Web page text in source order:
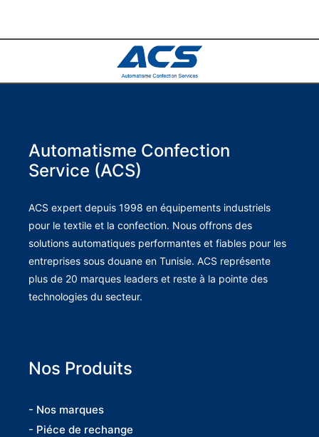
Automatisme Confection
Service (ACS)
ACS expert depuis 1998 en équipements industriels
pour le textile et la confection. Nous offrons des
solutions automatiques performantes et fiables pour les
entreprises sous douane en Tunisie. ACS représente
plus de 20 marques leaders et reste à la pointe des
technologies du secteur.
Nos Produits
- Nos marques
- Piéce de rechange